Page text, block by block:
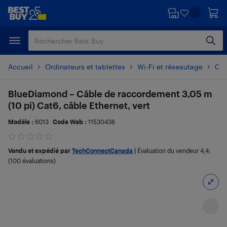
Passer
principal
Passer
Accueil Ordinateurs et tablettes Wi-Fi et réseautage
BlueDiamond – Câble de raccordement 3,05 m
(10 pi) Cat6, câble Ethernet, vert
Modèle : 6013 Code Web : 11530436
Vendu et expédié par TechConnectCanada Évaluation du vendeur 4,4;
(100 évaluations)